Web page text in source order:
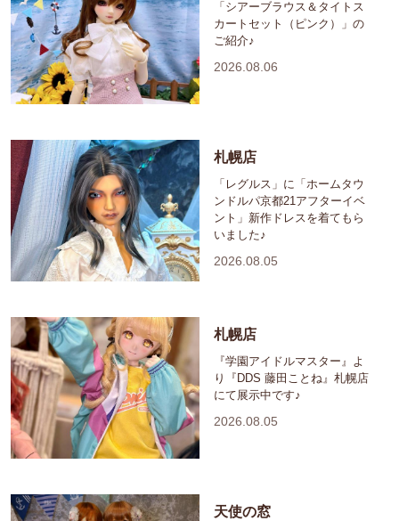
「シアーブラウス＆タイトス
カートセット（ピンク）」の
ご紹介♪
2026.08.06
札幌店
「レグルス」に「ホームタウ
ンドルパ京都21アフターイベ
ント」新作ドレスを着てもら
いました♪
2026.08.05
札幌店
『学園アイドルマスター』よ
り『DDS 藤田ことね』札幌店
にて展示中です♪
2026.08.05
天使の窓